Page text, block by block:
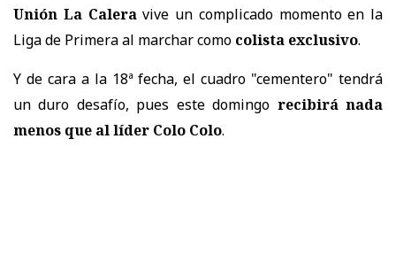
Unión La Caleravive un complicado momento en la
Liga de Primera al marchar como colista exclusivo.
Y de cara a la 18ª fecha, el cuadro "cementero" tendrá
un duro desafío, pues este domingo recibirá nada
menos que al líder Colo Colo.